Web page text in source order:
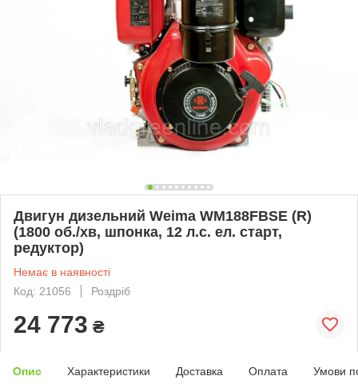
Двигун дизельний Weima WM188FBSE (R)
(1800 об./хв, шпонка, 12 л.с. ел. старт,
редуктор)
Немає в наявності
Код: 21056
Роздріб
24 773 ₴
Опис Характеристики Доставка Оплата Умови